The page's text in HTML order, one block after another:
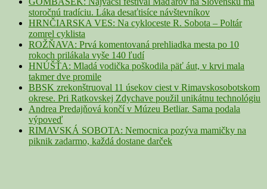
storočnú tradíciu. Láka desaťtisíce návštevníkov
HRNČIARSKA VES: Na cykloceste R. Sobota – Poltár
zomrel cyklista
ROŽŇAVA: Prvá komentovaná prehliadka mesta po 10
rokoch prilákala vyše 140 ľudí
HNÚŠŤA: Mladá vodička poškodila päť áut, v krvi mala
takmer dve promile
BBSK zrekonštruoval 11 úsekov ciest v Rimavskosobotskom
okrese. Pri Ratkovskej Zdychave použil unikátnu technológiu
Andrea Predajňová končí v Múzeu Betliar. Sama podala
výpoveď
RIMAVSKÁ SOBOTA: Nemocnica pozýva mamičky na
piknik zadarmo, každá dostane darček